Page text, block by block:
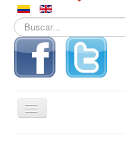
Buscar...
Alternar
navegación